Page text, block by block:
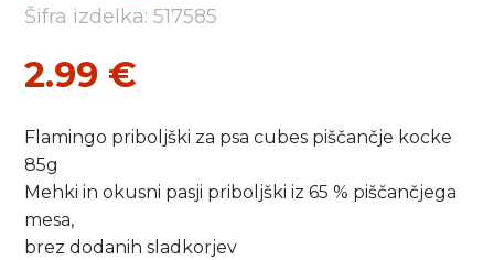
Šifra izdelka: 517585
2.99 €
Flamingo priboljški za psa cubes piščančje kocke
85g
Mehki in okusni pasji priboljški iz 65 % piščančjega
mesa,
brez dodanih sladkorjev